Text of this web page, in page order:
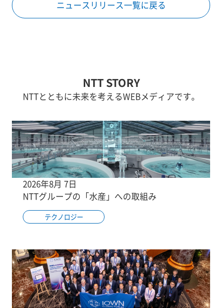
ニュースリリース一覧に戻る
NTT STORY
NTTとともに未来を考えるWEBメディアです。
2026年8月 7日
NTTグループの「水産」への取組み
テクノロジー